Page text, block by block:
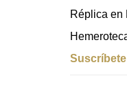
Réplica en
Suscríbete